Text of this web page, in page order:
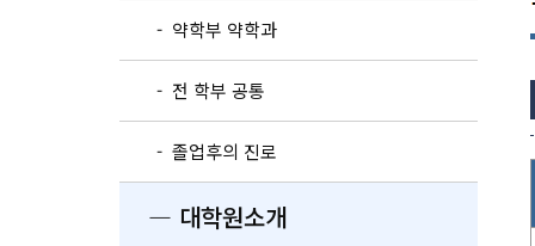
- 약학부 약학과
- 전 학부 공통
- 졸업후의 진로
― 대학원소개